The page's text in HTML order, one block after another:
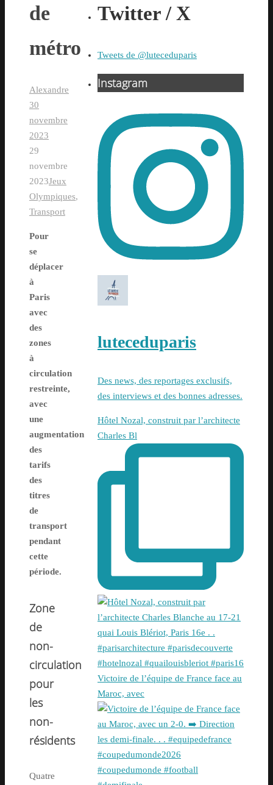
de
métro
Alexandre
30
novembre
2023
29
novembre
2023Jeux
Olympiques,
Transport
Pour
se
déplacer
à
Paris
avec
des
zones
à
circulation
restreinte,
avec
une
augmentation
des
tarifs
des
titres
de
transport
pendant
cette
période.
Zone
de
non-
circulation
pour
les
non-
résidents
Quatre
Twitter / X
Tweets de @luteceduparis
Instagram
luteceduparis
Des news, des reportages exclusifs,
des interviews et des bonnes adresses.
Hôtel Nozal, construit par l’architecte
Charles Bl
Victoire de l’équipe de France face au
Maroc, avec